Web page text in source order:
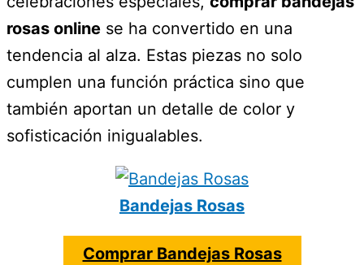
rosas online se ha convertido en una
tendencia al alza. Estas piezas no solo
cumplen una función práctica sino que
también aportan un detalle de color y
sofisticación inigualables.
Bandejas Rosas
Comprar Bandejas Rosas